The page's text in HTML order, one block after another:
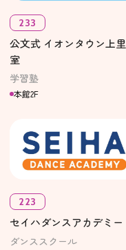
233
公文式 イオンタウン上
室
学習塾
本館2F
223
セイハダンスアカデミー
ダンススクール